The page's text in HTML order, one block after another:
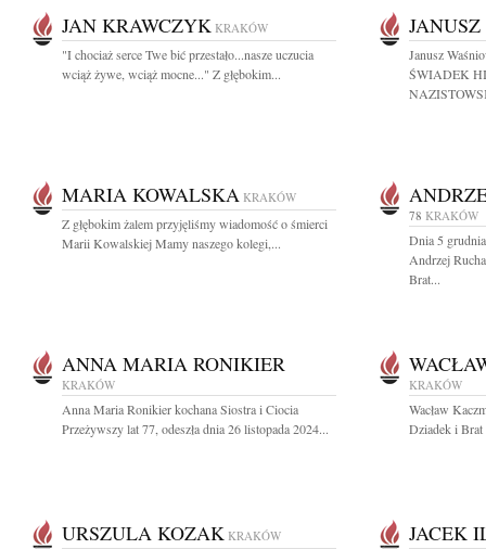
JAN KRAWCZYK KRAKÓW
"I chociaż serce Twe bić przestało...nasze uczucia
wciąż żywe, wciąż mocne..." Z głębokim...
Janusz
ŚWIADEK
MARIA KOWALSKA KRAKÓW
Z głębokim żalem przyjęliśmy wiadomość o śmierci
Marii Kowalskiej Mamy naszego kolegi,...
78 KRAKÓW
Dnia 5
Andrzej
Brat...
ANNA MARIA RONIKIER
KRAKÓW
Anna Maria Ronikier kochana Siostra i Ciocia
Przeżywszy lat 77, odeszła dnia 26 listopada 2024...
KRAKÓW
Wacław
Dziadek i
URSZULA KOZAK KRAKÓW JACEK